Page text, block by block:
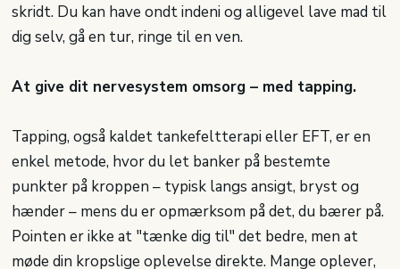
skridt. Du kan have ondt indeni og alligevel lave mad til
dig selv, gå en tur, ringe til en ven.
At give dit nervesystem omsorg – med tapping.
Tapping, også kaldet tankefeltterapi eller EFT, er en
enkel metode, hvor du let banker på bestemte
punkter på kroppen – typisk langs ansigt, bryst og
hænder – mens du er opmærksom på det, du bærer på.
Pointen er ikke at "tænke dig til" det bedre, men at
møde din kropslige oplevelse direkte. Mange oplever,